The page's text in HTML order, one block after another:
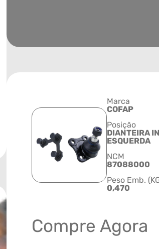
Marca
COFAP
Posição
DIANTEIRA
ESQUERDA
NCM
87088000
Peso Emb.
0,470
Compre Agora